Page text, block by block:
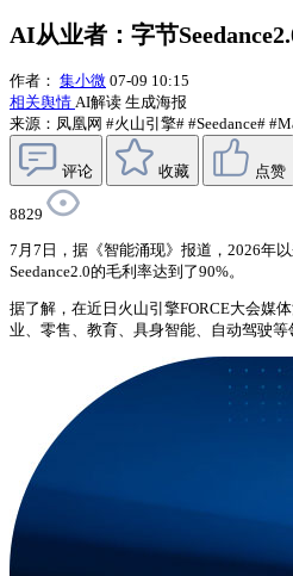
AI从业者：字节
作者： 集小微 07-09 10:15
相关舆情 AI解读 生成海报
来源：凤凰网 #火山引擎# #Seedance#
评论 收藏 点赞
8829
7月7日，据《智能涌现》报道，2026年
Seedance2.0的毛利率达到了90%。
据了解，在近日火山引擎FORCE大会媒
业、零售、教育、具身智能、自动驾驶